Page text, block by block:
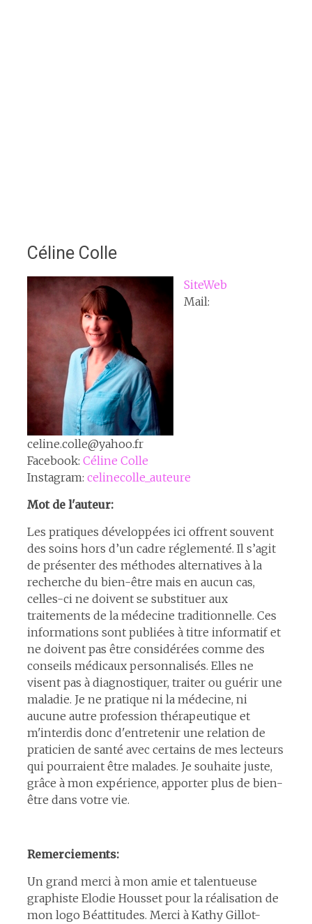
Céline Colle
SiteWeb
Mail:
celine.colle@yahoo.fr
Facebook: Céline Colle
Instagram: celinecolle_auteure
Mot de l'auteur:
Les pratiques développées ici offrent souvent
des soins hors d’un cadre réglementé. Il s’agit
de présenter des méthodes alternatives à la
recherche du bien-être mais en aucun cas,
celles-ci ne doivent se substituer aux
traitements de la médecine traditionnelle. Ces
informations sont publiées à titre informatif et
ne doivent pas être considérées comme des
conseils médicaux personnalisés. Elles ne
visent pas à diagnostiquer, traiter ou guérir une
maladie. Je ne pratique ni la médecine, ni
aucune autre profession thérapeutique et
m'interdis donc d'entretenir une relation de
praticien de santé avec certains de mes lecteurs
qui pourraient être malades. Je souhaite juste,
grâce à mon expérience, apporter plus de bien-
être dans votre vie.
Remerciements:
Un grand merci à mon amie et talentueuse
graphiste Elodie Housset pour la réalisation de
mon logo Béattitudes. Merci à Kathy Gillot-